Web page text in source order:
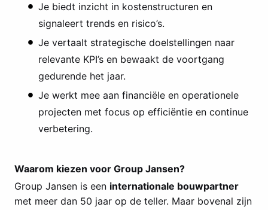
Je biedt inzicht in kostenstructuren en
signaleert trends en risico’s.
Je vertaalt strategische doelstellingen naar
relevante KPI’s en bewaakt de voortgang
gedurende het jaar.
Je werkt mee aan financiële en operationele
projecten met focus op efficiëntie en continue
verbetering.
Waarom kiezen voor Group Jansen?
Group Jansen is een internationale bouwpartner
met meer dan 50 jaar op de teller. Maar bovenal zijn